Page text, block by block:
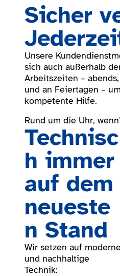
Sicher
Unsere
sich auch außerhalb
Arbeitszeiten –
und an Feiertagen –
kompetente Hilfe.
Rund um die Uhr,
Technisc
h immer
auf dem
neueste
n Stand
Wir setzen auf
und nachhaltige
Technik: